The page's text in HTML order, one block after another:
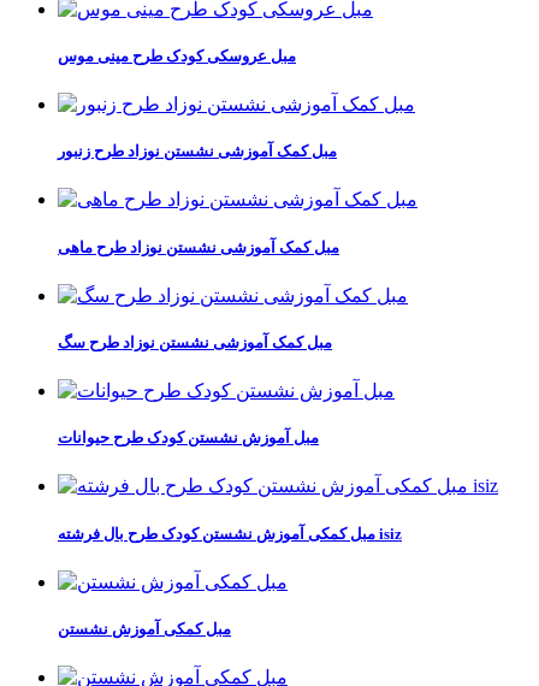
مبل عروسکی کودک طرح مینی موس
مبل کمک آموزشی نشستن نوزاد طرح زنبور
مبل کمک آموزشی نشستن نوزاد طرح ماهی
مبل کمک آموزشی نشستن نوزاد طرح سگ
مبل آموزش نشستن کودک طرح حیوانات
مبل کمکی آموزش نشستن کودک طرح بال فرشته isiz
مبل کمکی آموزش نشستن